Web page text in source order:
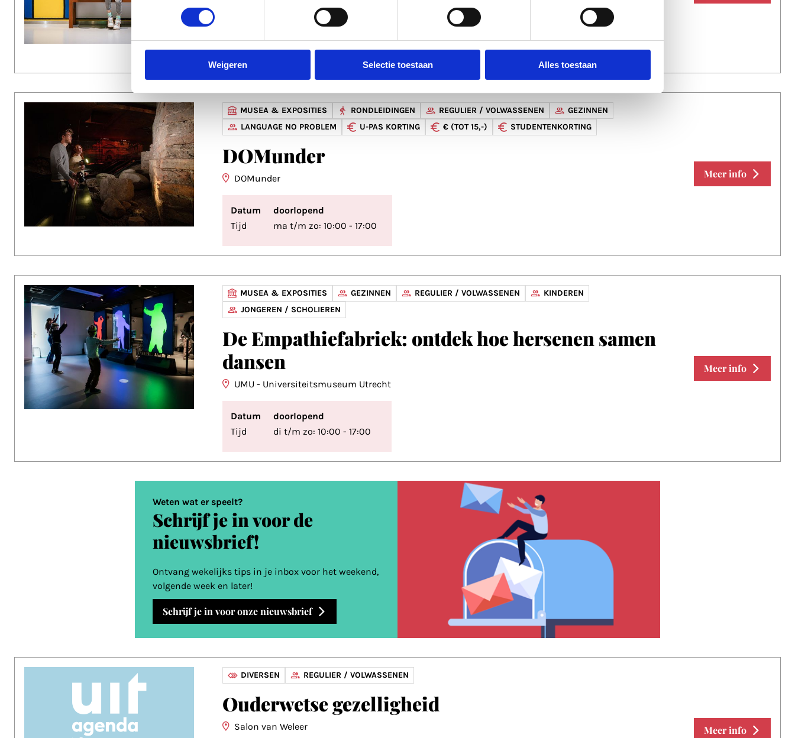
Weigeren Selectie toestaan Alles toestaan
doorlopend
Tijd
di t/m zo: 10:00 - 17:00
MUSEA & EXPOSITIES RONDLEIDINGEN REGULIER / VOLWASSENEN
GEZINNEN
LANGUAGE NO PROBLEM
U-PAS KORTING € (TOT 15,-) STUDENTENKORTING
DOMunder
DOMunder
Datum
doorlopend
Tijd
ma t/m zo: 10:00 - 17:00
Meer info
MUSEA & EXPOSITIES GEZINNEN REGULIER / VOLWASSENEN
KINDEREN
JONGEREN / SCHOLIEREN
De Empathiefabriek: ontdek hoe hersenen samen
dansen
UMU - Universiteitsmuseum Utrecht
Datum
doorlopend
Tijd
di t/m zo: 10:00 - 17:00
Meer info
Weten wat er speelt?
Schrijf je in voor de
nieuwsbrief!
Ontvang wekelijks tips in je inbox voor het weekend,
volgende week en later!
Schrijf je in voor onze nieuwsbrief
DIVERSEN REGULIER / VOLWASSENEN
Ouderwetse gezelligheid
Salon van Weleer Meer info